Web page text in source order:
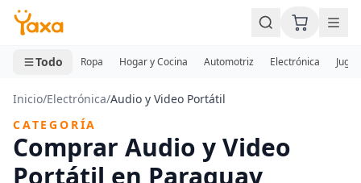
MINI CARRITO
0 productos
Todo Ropa Hogar y Cocina Automotriz Electrónica
Inicio/Electrónica/Audio y Video Portátil
CATEGORÍA
Comprar Audio y Video
Portátil en Paraguay